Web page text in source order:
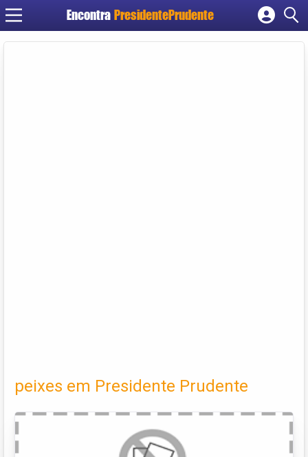
Encontra PresidentePrudente
Cadastrar empresa
peixes em Presidente Prudente